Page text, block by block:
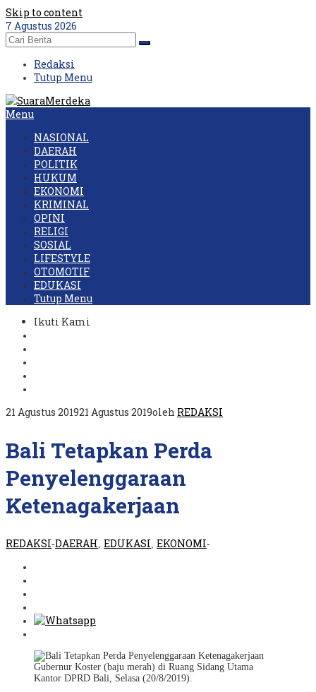
Skip to content
7 Agustus 2026
Redaksi
Tutup Menu
Menu
NASIONAL
DAERAH
POLITIK
HUKUM
EKONOMI
KRIMINAL
OPINI
RELIGI
SOSIAL
LIFESTYLE
OTOMOTIF
EDUKASI
Tutup Menu
Ikuti Kami
21 Agustus 201921 Agustus 2019oleh REDAKSI
Bali Tetapkan Perda
Penyelenggaraan
Ketenagakerjaan
REDAKSI-DAERAH EDUKASI EKONOMI-
Gubernur Koster (baju merah) di Ruang Sidang Utama
Kantor DPRD Bali, Selasa (20/8/2019).